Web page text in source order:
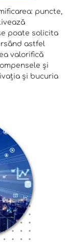
puncte,
poate solicita
astfel
valorifică
și
și bucuria